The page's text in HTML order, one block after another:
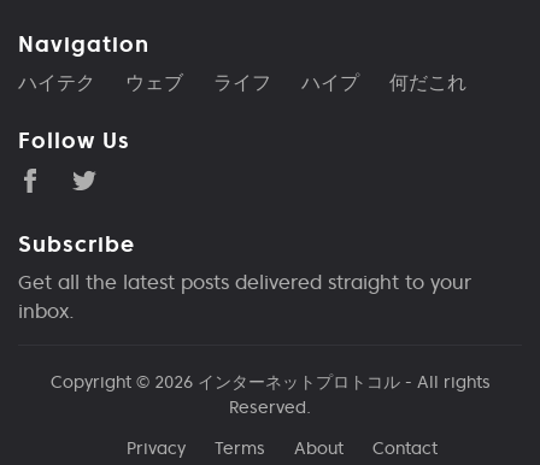
Navigation
ハイテク ウェブ ライフ ハイプ 何だこれ
Follow Us
Subscribe
Get all the latest posts delivered straight to your
inbox.
Copyright © 2026 インターネットプロトコル- All rights
Reserved.
Privacy
Terms About Contact